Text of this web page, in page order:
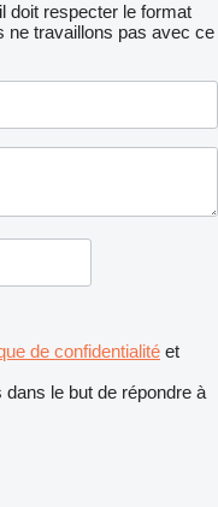
doit respecter le format
ne travaillons pas avec ce
de confidentialité et
le but de répondre à